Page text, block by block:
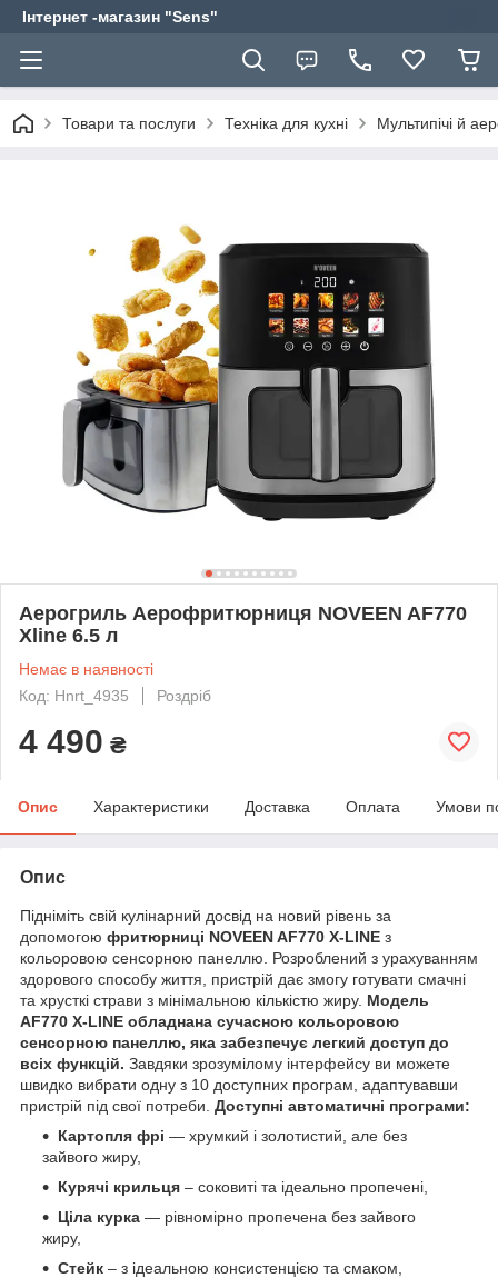
Інтернет -магазин "Sens"
Товари та послуги Техніка для кухні Мультипічі й
Аерогриль Аерофритюрниця NOVEEN AF770
Xline 6.5 л
Немає в наявності
Код: Hnrt_4935
Роздріб
4 490 ₴
Опис Характеристики Доставка Оплата Умови
Опис
Підніміть свій кулінарний досвід на новий рівень за
допомогою фритюрниці NOVEEN AF770 X-LINE з
кольоровою сенсорною панеллю. Розроблений з урахуванням
здорового способу життя, пристрій дає змогу готувати смачні
та хрусткі страви з мінімальною кількістю жиру. Модель
AF770 X-LINE обладнана сучасною кольоровою
сенсорною панеллю, яка забезпечує легкий доступ до
всіх функцій. Завдяки зрозумілому інтерфейсу ви можете
швидко вибрати одну з 10 доступних програм, адаптувавши
пристрій під свої потреби. Доступні автоматичні програми:
Картопля фрі — хрумкий і золотистий, але без
зайвого жиру,
Курячі крильця – соковиті та ідеально пропечені,
Ціла курка — рівномірно пропечена без зайвого
жиру,
Стейк – з ідеальною консистенцією та смаком,